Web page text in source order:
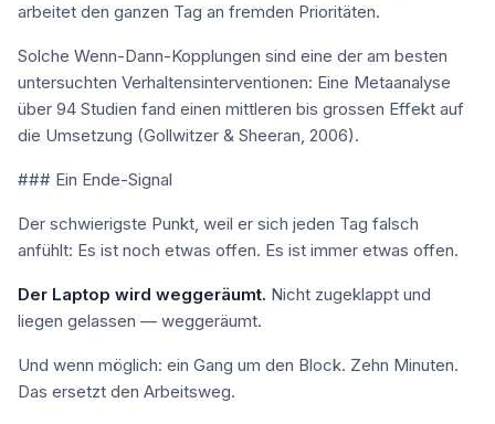
arbeitet den ganzen Tag an fremden Prioritäten.
Solche Wenn-Dann-Kopplungen sind eine der am besten
untersuchten Verhaltensinterventionen: Eine Metaanalyse
über 94 Studien fand einen mittleren bis grossen Effekt auf
die Umsetzung (Gollwitzer & Sheeran, 2006).
### Ein Ende-Signal
Der schwierigste Punkt, weil er sich jeden Tag falsch
anfühlt: Es ist noch etwas offen. Es ist immer etwas offen.
Der Laptop wird weggeräumt. Nicht zugeklappt und
liegen gelassen — weggeräumt.
Und wenn möglich: ein Gang um den Block. Zehn Minuten.
Das ersetzt den Arbeitsweg.